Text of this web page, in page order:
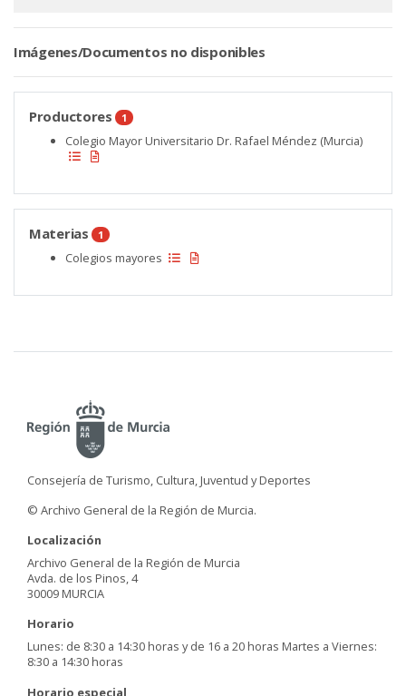
Imágenes/Documentos no disponibles
Productores 1
Colegio Mayor Universitario Dr. Rafael Méndez (Murcia)
Materias 1
Colegios mayores
Consejería de Turismo, Cultura, Juventud y Deportes
© Archivo General de la Región de Murcia.
Localización
Archivo General de la Región de Murcia
Avda. de los Pinos, 4
30009 MURCIA
Horario
Lunes: de 8:30 a 14:30 horas y de 16 a 20 horas Martes a Viernes:
8:30 a 14:30 horas
Horario especial